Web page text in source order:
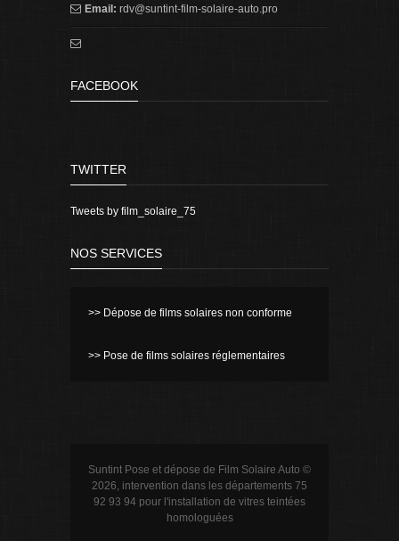
Email: rdv@suntint-film-solaire-auto.pro
FACEBOOK
TWITTER
Tweets by film_solaire_75
NOS SERVICES
>> Dépose de films solaires non conforme
>> Pose de films solaires réglementaires
Suntint Pose et dépose de Film Solaire Auto ©
2026, intervention dans les départements 75
92 93 94 pour l'installation de vitres teintées
homologuées